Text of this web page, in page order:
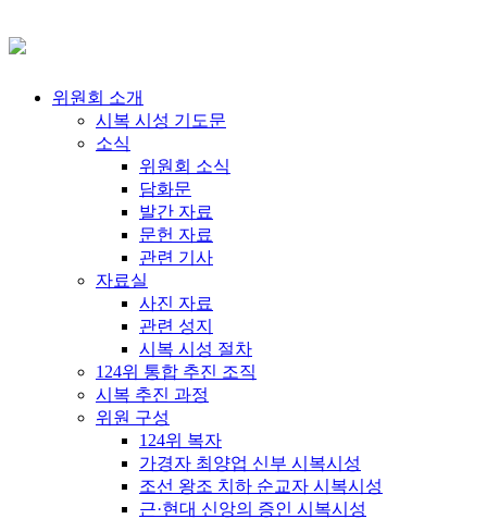
위원회 소개
시복 시성 기도문
소식
위원회 소식
담화문
발간 자료
문헌 자료
관련 기사
자료실
사진 자료
관련 성지
시복 시성 절차
124위 통합 추진 조직
시복 추진 과정
위원 구성
124위 복자
가경자 최양업 신부 시복시성
조선 왕조 치하 순교자 시복시성
근·현대 신앙의 증인 시복시성